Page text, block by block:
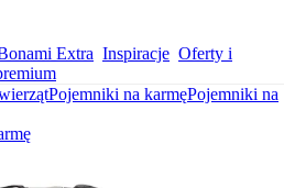
Extra Inspiracje Oferty i
Pojemniki na karmęPojemniki na